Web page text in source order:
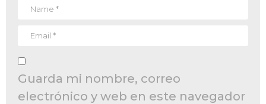
Guarda mi nombre, correo
electrónico y web en este navegador